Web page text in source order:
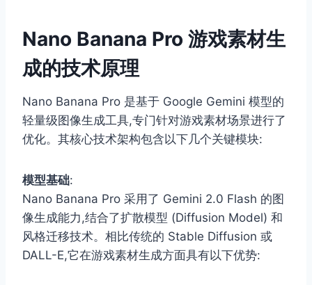
Nano Banana Pro 游戏素材生
成的技术原理
Nano Banana Pro 是基于 Google Gemini 模型的
轻量级图像生成工具,专门针对游戏素材场景进行了
优化。其核心技术架构包含以下几个关键模块:
模型基础:
Nano Banana Pro 采用了 Gemini 2.0 Flash 的图
像生成能力,结合了扩散模型 (Diffusion Model) 和
风格迁移技术。相比传统的 Stable Diffusion 或
DALL-E,它在游戏素材生成方面具有以下优势: